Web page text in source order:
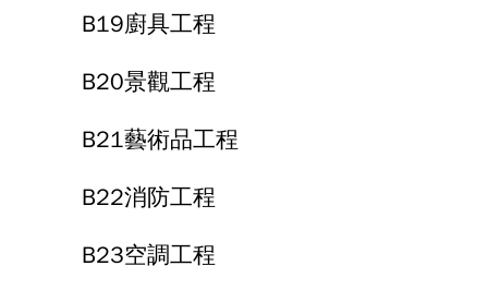
B19廚具工程
B20景觀工程
B21藝術品工程
B22消防工程
B23空調工程